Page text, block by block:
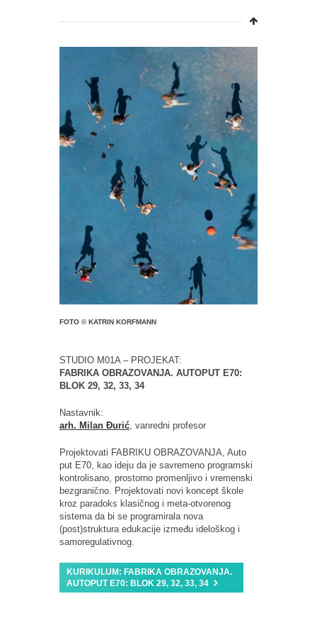
FOTO © KATRIN KORFMANN
STUDIO M01A – PROJEKAT:
FABRIKA OBRAZOVANJA. AUTOPUT E70:
BLOK 29, 32, 33, 34
Nastavnik:
arh. Milan Đurić, vanredni profesor
Projektovati FABRIKU OBRAZOVANJA, Auto
put E70, kao ideju da je savremeno programski
kontrolisano, prostorno promenljivo i vremenski
bezgranično. Projektovati novi koncept škole
kroz paradoks klasičnog i meta-otvorenog
sistema da bi se programirala nova
(post)struktura edukacije između ideloškog i
samoregulativnog.
KURIKULUM: FABRIKA OBRAZOVANJA.
AUTOPUT E70: BLOK 29, 32, 33, 34